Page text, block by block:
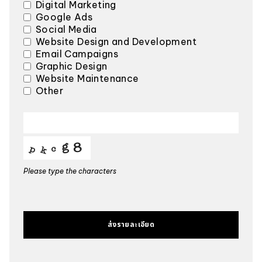
Digital Marketing
Google Ads
Social Media
Website Design and Development
Email Campaigns
Graphic Design
Website Maintenance
Other
Please type the characters
ส่งรายละเอียด